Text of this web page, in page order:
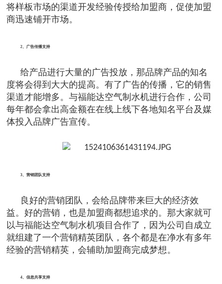
将样板市场的渠道开发经验传授给加盟商，促使加盟
商迅速铺开市场。
2、广告传播支持
给产品进行大量的广告投放，那品牌产品的知名
度将会得到大大的提高。有了广告的传播，它的销售
渠道才能增多。与福能达空气制水机进行合作，公司
每年都会拿出高金额在在线上线下各地知名平台及媒
体投入品牌广告宣传。
3、营销团队支持
良好的营销团队，会给品牌带来巨大的经济效
益。好的营销，也是加盟商都想追求的。那大家就可
以与福能达空气制水机项目合作了，因为公司自成立
就组建了一个营销精英团队，各个都是在净水有多年
经验的营销精英，会辅助加盟商完成梦想。
4、信息共享支持